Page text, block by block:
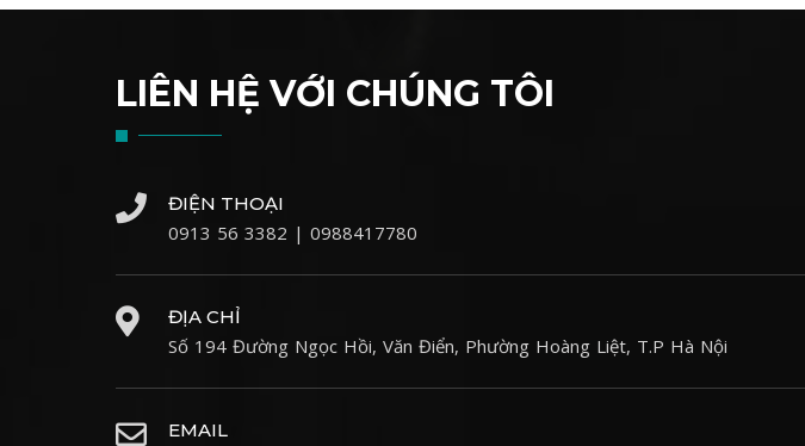
LIÊN HỆ VỚI CHÚNG TÔI
ĐIỆN THOẠI
0913 56 3382 | 0988417780
ĐỊA CHỈ
Số 194 Đường Ngọc Hồi, Văn Điển, Phường Hoàng Liệt, T.P Hà Nội
EMAIL